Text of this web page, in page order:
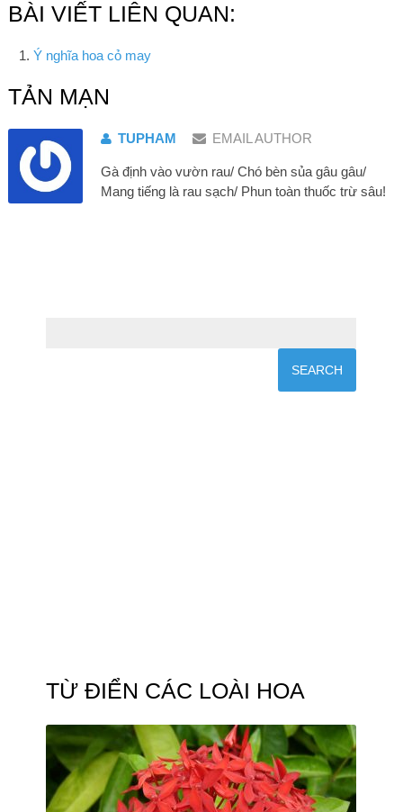
BÀI VIẾT LIÊN QUAN:
Ý nghĩa hoa cỏ may
TẢN MẠN
TUPHAM EMAIL AUTHOR
Gà định vào vườn rau/ Chó bèn sủa gâu gâu/
Mang tiếng là rau sạch/ Phun toàn thuốc trừ sâu!
TỪ ĐIỂN CÁC LOÀI HOA